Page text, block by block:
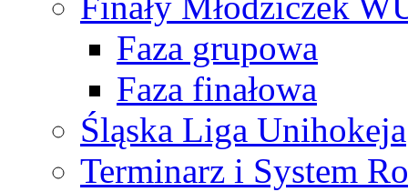
Faza grupowa
Faza finałowa
Śląska Liga Unihokeja
Terminarz i System